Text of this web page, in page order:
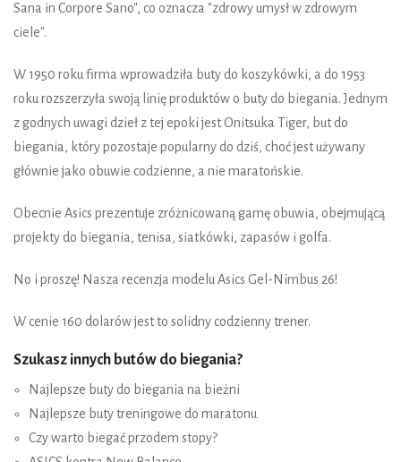
Sana in Corpore Sano", co oznacza "zdrowy umysł w zdrowym
ciele".
W 1950 roku firma wprowadziła buty do koszykówki, a do 1953
roku rozszerzyła swoją linię produktów o buty do biegania. Jednym
z godnych uwagi dzieł z tej epoki jest Onitsuka Tiger, but do
biegania, który pozostaje popularny do dziś, choć jest używany
głównie jako obuwie codzienne, a nie maratońskie.
Obecnie Asics prezentuje zróżnicowaną gamę obuwia, obejmującą
projekty do biegania, tenisa, siatkówki, zapasów i golfa.
No i proszę! Nasza recenzja modelu Asics Gel-Nimbus 26!
W cenie 160 dolarów jest to solidny codzienny trener.
Szukasz innych butów do biegania?
Najlepsze buty do biegania na bieżni
Najlepsze buty treningowe do maratonu
Czy warto biegać przodem stopy?